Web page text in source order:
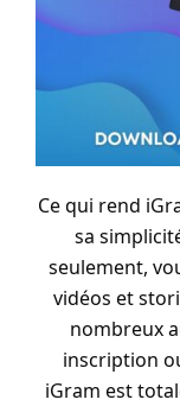
Ce qui rend
sa
seulement,
vidéos et
nombreux
inscription
iGram est